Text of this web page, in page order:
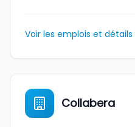
Voir les emplois et détails
Collabera